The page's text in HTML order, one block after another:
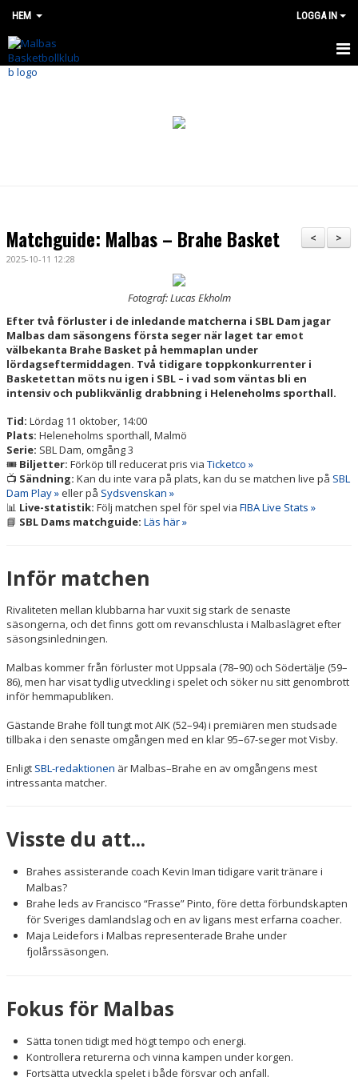
HEM LOGGA IN
HEM
MALBAS MADNESS CUP
LAG OCH VERKSAMHET
ENGAGERA DIG
KONTAKT
>
<
Matchguide: Malbas – Brahe Basket
2025-10-11 12:28
Fotograf: Lucas Ekholm
Efter två förluster i de inledande matcherna i SBL Dam jagar
Malbas dam säsongens första seger när laget tar emot
välbekanta Brahe Basket på hemmaplan under
lördagseftermiddagen. Två tidigare toppkonkurrenter i
Basketettan möts nu igen i SBL – i vad som väntas bli en
intensiv och publikvänlig drabbning i Heleneholms sporthall.
Tid: Lördag 11 oktober, 14:00
Plats: Heleneholms sporthall, Malmö
Serie: SBL Dam, omgång 3
🎟️ Biljetter: Förköp till reducerat pris via Ticketco »
📺 Sändning: Kan du inte vara på plats, kan du se matchen live på SBL
Dam Play »eller på Sydsvenskan »
📊 Live-statistik: Följ matchen spel för spel via FIBA Live Stats »
📘 SBL Dams matchguide: Läs här »
Inför matchen
Rivaliteten mellan klubbarna har vuxit sig stark de senaste
säsongerna, och det finns gott om revanschlusta i Malbaslägret efter
säsongsinledningen.
Malbas kommer från förluster mot Uppsala (78–90) och Södertälje (59–
86), men har visat tydlig utveckling i spelet och söker nu sitt genombrott
inför hemmapubliken.
Gästande Brahe föll tungt mot AIK (52–94) i premiären men studsade
tillbaka i den senaste omgången med en klar 95–67-seger mot Visby.
Enligt SBL-redaktionen är Malbas–Brahe en av omgångens mest
intressanta matcher.
Visste du att...
Brahes assisterande coach Kevin Iman tidigare varit tränare i
Malbas?
Brahe leds av Francisco “Frasse” Pinto, före detta förbundskapten
för Sveriges damlandslag och en av ligans mest erfarna coacher.
Maja Leidefors i Malbas representerade Brahe under
fjolårssäsongen.
Fokus för Malbas
Sätta tonen tidigt med högt tempo och energi.
Kontrollera returerna och vinna kampen under korgen.
Fortsätta utveckla spelet i både försvar och anfall.